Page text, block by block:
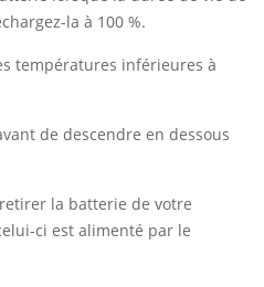
la à 100 %.
températures inférieures à
de descendre en dessous
la batterie de votre
ci est alimenté par le